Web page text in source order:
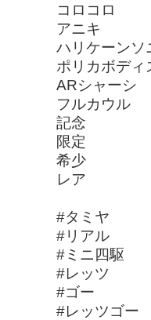
コロコロ
アニキ
ハリケーンソ
ポリカボディ
ARシャーシ
フルカウル
記念
限定
希少
レア
#タミヤ
#リアル
#ミニ四駆
#レッツ
#ゴー
#レッツゴー